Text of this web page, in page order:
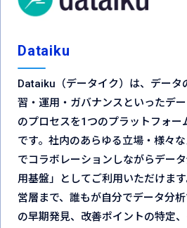
Dataiku
Dataiku（データイク）は、データ
習・運用・ガバナンスといったデ
のプロセスを1つのプラットフォー
です。社内のあらゆる立場・様々
でコラボレーションしながらデー
用基盤」としてご利用いただけま
営層まで、誰もが自分でデータ分
の早期発見、改善ポイントの特定